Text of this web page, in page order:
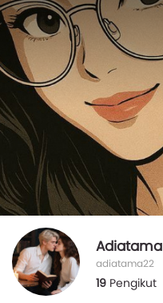
Adiatama
adiatama22
19 Pengikut